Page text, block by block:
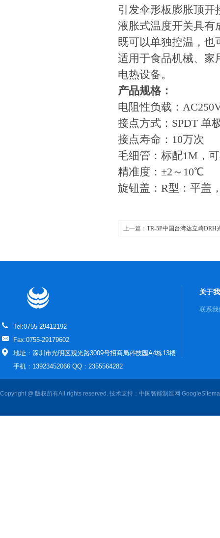
引发伞形板膨胀顶
液胀式温度开关具有
既可以单独控温，
适用于食品机械、家
电热设备。
产品规格：
电阻性负载：
接点方式：SPDT 单
接点寿命：10万次
毛细管：标配1M，
精准度：±2～10℃
旋钮盖：R型：平盖
上一篇： TR-5P中国台湾达立崎DRH
Tel:0755-29412192
Fax:0755-29179602
地址：深圳市光明区观光路3009号招商局科技园A4栋13楼
手机：13923452066 QQ：2355564282
关于
联系我
Copyright @ 版权所有All rights reserved. 技术支持： 中国智能制造网